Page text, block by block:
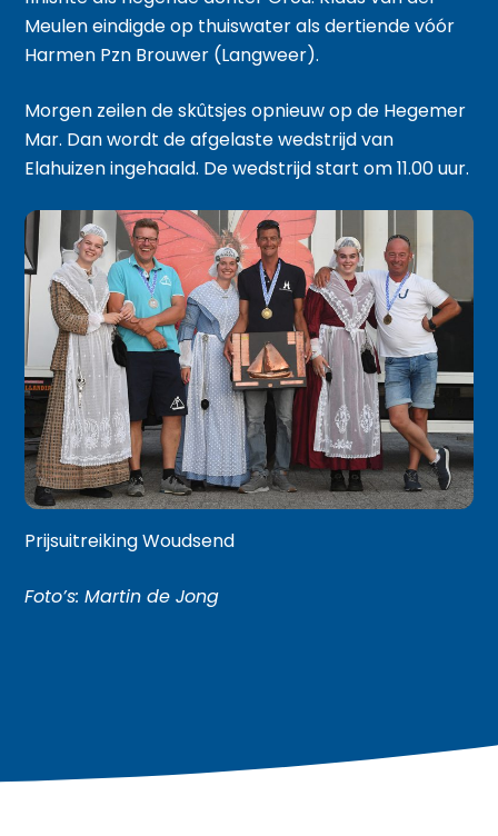
Meulen eindigde op thuiswater als dertiende vóór
Harmen Pzn Brouwer (Langweer).
Morgen zeilen de skûtsjes opnieuw op de Hegemer
Mar. Dan wordt de afgelaste wedstrijd van
Elahuizen ingehaald. De wedstrijd start om 11.00 uur.
Prijsuitreiking Woudsend
Foto’s: Martin de Jong